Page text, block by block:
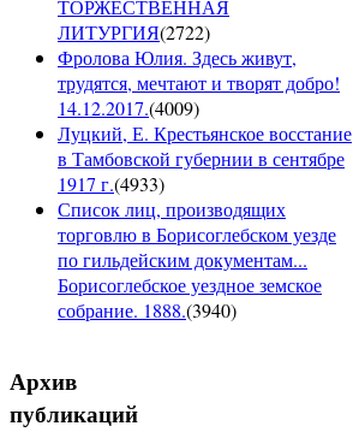
ТОРЖЕСТВЕННАЯ
ЛИТУРГИЯ(2722)
Фролова Юлия. Здесь живут,
трудятся, мечтают и творят добро!
14.12.2017.(4009)
Луцкий, Е. Крестьянское восстание
в Тамбовской губернии в сентябре
1917 г.(4933)
Список лиц, производящих
торговлю в Борисоглебском уезде
по гильдейским документам...
Борисоглебское уездное земское
собрание. 1888.(3940)
Архив
публикаций